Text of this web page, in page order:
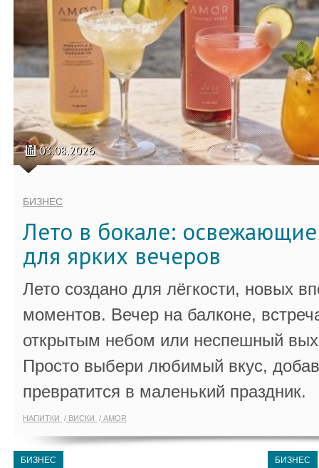
03.08.2026
БИЗНЕС
Лето в бокале:
для ярких вечеров
Лето создано для лёгкости, новых
моментов. Вечер на балконе,
открытым небом или неспешный
Просто выбери любимый вкус,
превратится в маленький праздник.
НАПИТКИ ВИСКИ AMOR
БИЗНЕС БИЗНЕС